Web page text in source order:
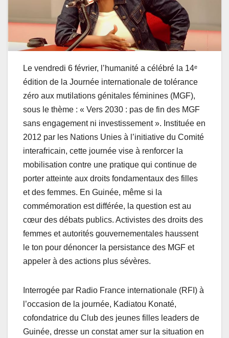
Le vendredi 6 février, l’humanité a célébré la 14ᵉ
édition de la Journée internationale de tolérance
zéro aux mutilations génitales féminines (MGF),
sous le thème : « Vers 2030 : pas de fin des MGF
sans engagement ni investissement ». Instituée en
2012 par les Nations Unies à l’initiative du Comité
interafricain, cette journée vise à renforcer la
mobilisation contre une pratique qui continue de
porter atteinte aux droits fondamentaux des filles
et des femmes. En Guinée, même si la
commémoration est différée, la question est au
cœur des débats publics. Activistes des droits des
femmes et autorités gouvernementales haussent
le ton pour dénoncer la persistance des MGF et
appeler à des actions plus sévères.
Interrogée par Radio France internationale (RFI) à
l’occasion de la journée, Kadiatou Konaté,
cofondatrice du Club des jeunes filles leaders de
Guinée, dresse un constat amer sur la situation en